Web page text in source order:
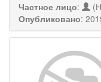
Частное лицо:
Опубликовано: